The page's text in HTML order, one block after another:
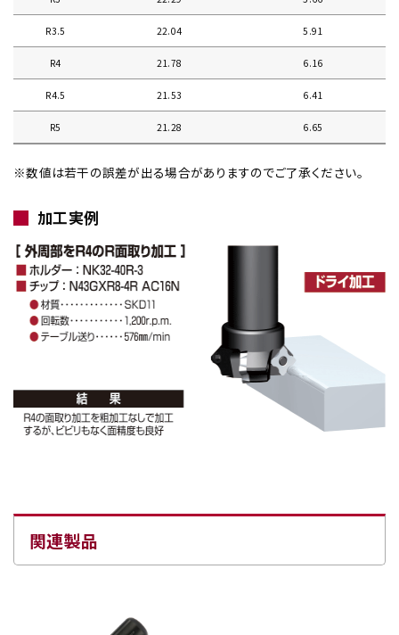
R3.5 22.04 5.91
R4 21.78 6.16
R4.5 21.53 6.41
R5 21.28 6.65
※数値は若干の誤差が出る場合がありますのでご了承ください。
加工実例
関連製品